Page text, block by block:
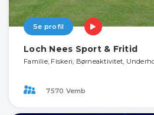
Se profil
Loch Nees Sport & Fritid
Familie, Fiskeri, Børneaktivitet,
7570 Vemb